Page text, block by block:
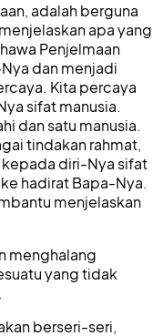
adalah berguna
apa yang
Penjelmaan
dan menjadi
Kita percaya
sifat manusia.
dan satu manusia.
tindakan rahmat,
kepada diri-Nya sifat
hadirat Bapa-Nya.
menjelaskan
menghalang
yang tidak
berseri-seri,